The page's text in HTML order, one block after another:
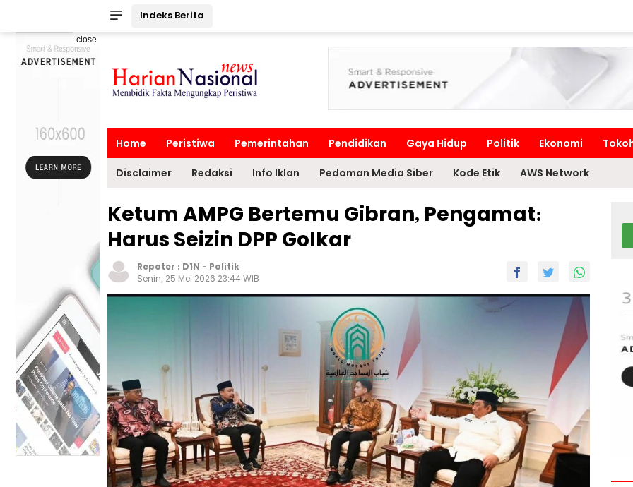
Indeks Berita
close
Home Peristiwa Pemerintahan Pendidikan Gaya Hidup Politik Ekonomi
Disclaimer Redaksi Info Iklan Pedoman Media Siber Kode Etik AWS Network
Ketum AMPG Bertemu Gibran, Pengamat:
Harus Seizin DPP Golkar
Repoter : D1N - Politik
Senin, 25 Mei 2026 23:44 WIB